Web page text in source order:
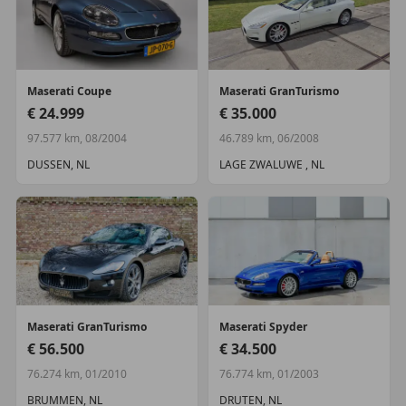
Maserati Coupe
€ 24.999
97.577 km, 08/2004
DUSSEN, NL
Maserati GranTurismo
€ 35.000
46.789 km, 06/2008
LAGE ZWALUWE , NL
Maserati GranTurismo
€ 56.500
76.274 km, 01/2010
BRUMMEN, NL
Maserati Spyder
€ 34.500
76.774 km, 01/2003
DRUTEN, NL